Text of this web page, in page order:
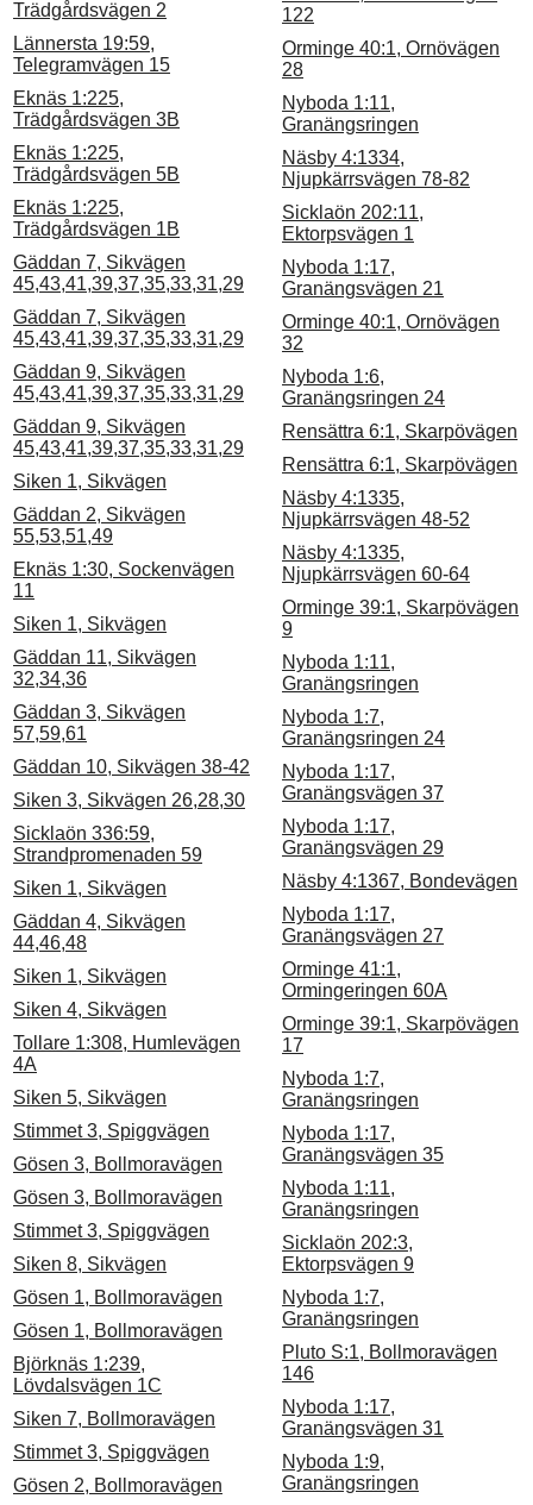
Trädgårdsvägen 2
Lännersta 19:59,
Telegramvägen 15
Eknäs 1:225,
Trädgårdsvägen 3B
Eknäs 1:225,
Trädgårdsvägen 5B
Eknäs 1:225,
Trädgårdsvägen 1B
Gäddan 7, Sikvägen
45,43,41,39,37,35,33,31,29
Gäddan 7, Sikvägen
45,43,41,39,37,35,33,31,29
Gäddan 9, Sikvägen
45,43,41,39,37,35,33,31,29
Gäddan 9, Sikvägen
45,43,41,39,37,35,33,31,29
Siken 1, Sikvägen
Gäddan 2, Sikvägen
55,53,51,49
Eknäs 1:30, Sockenvägen
11
Siken 1, Sikvägen
Gäddan 11, Sikvägen
32,34,36
Gäddan 3, Sikvägen
57,59,61
Gäddan 10, Sikvägen 38-42
Siken 3, Sikvägen 26,28,30
Sicklaön 336:59,
Strandpromenaden 59
Siken 1, Sikvägen
Gäddan 4, Sikvägen
44,46,48
Siken 1, Sikvägen
Siken 4, Sikvägen
Tollare 1:308, Humlevägen
4A
Siken 5, Sikvägen
Stimmet 3, Spiggvägen
Gösen 3, Bollmoravägen
Gösen 3, Bollmoravägen
Stimmet 3, Spiggvägen
Siken 8, Sikvägen
Gösen 1, Bollmoravägen
Gösen 1, Bollmoravägen
Björknäs 1:239,
Lövdalsvägen 1C
Siken 7, Bollmoravägen
Stimmet 3, Spiggvägen
Gösen 2, Bollmoravägen
122
Orminge 40:1, Ornövägen
28
Nyboda 1:11,
Granängsringen
Näsby 4:1334,
Njupkärrsvägen 78-82
Sicklaön 202:11,
Ektorpsvägen 1
Nyboda 1:17,
Granängsvägen 21
Orminge 40:1, Ornövägen
32
Nyboda 1:6,
Granängsringen 24
Rensättra 6:1, Skarpövägen
Rensättra 6:1, Skarpövägen
Näsby 4:1335,
Njupkärrsvägen 48-52
Näsby 4:1335,
Njupkärrsvägen 60-64
Orminge 39:1, Skarpövägen
9
Nyboda 1:11,
Granängsringen
Nyboda 1:7,
Granängsringen 24
Nyboda 1:17,
Granängsvägen 37
Nyboda 1:17,
Granängsvägen 29
Näsby 4:1367, Bondevägen
Nyboda 1:17,
Granängsvägen 27
Orminge 41:1,
Ormingeringen 60A
Orminge 39:1, Skarpövägen
17
Nyboda 1:7,
Granängsringen
Nyboda 1:17,
Granängsvägen 35
Nyboda 1:11,
Granängsringen
Sicklaön 202:3,
Ektorpsvägen 9
Nyboda 1:7,
Granängsringen
Pluto S:1, Bollmoravägen
146
Nyboda 1:17,
Granängsvägen 31
Nyboda 1:9,
Granängsringen